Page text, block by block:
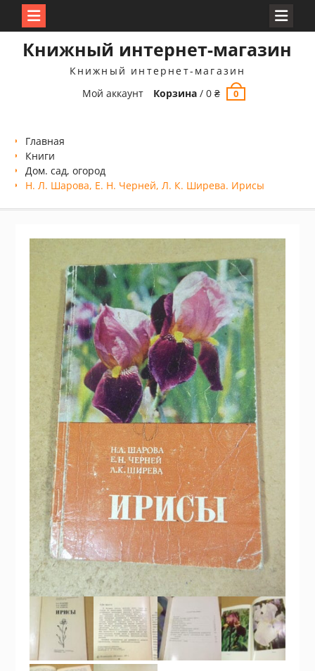
Книжный интернет-магазин
Книжный интернет-магазин
Мой аккаунт
Корзина /0₴ 0
Главная
Книги
Дом. сад, огород
Н. Л. Шарова, Е. Н. Черней, Л. К. Ширева. Ирисы